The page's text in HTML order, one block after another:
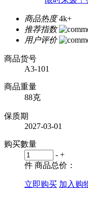
商品热度 4k+
推荐指数
用户评价
商品货号
A3-101
商品重量
88克
保质期
2027-03-01
购买數量
- +
件 商品总价：
立即购买 加入购